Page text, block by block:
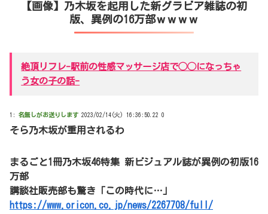
【画像】乃木坂を起用した新グラビア雑誌の初
版、異例の16万部ｗｗｗｗ
絶頂リフレ-駅前の性感マッサージ店で◯◯になっちゃ
う女の子の話-
1: 名無しがお送りします 2023/02/14(火) 16:36:50.22 0
そら乃木坂が重用されるわ
まるごと1冊乃木坂46特集 新ビジュアル誌が異例の初版16
万部
講談社販売部も驚き「この時代に…」
https://www.oricon.co.jp/news/2267708/full/